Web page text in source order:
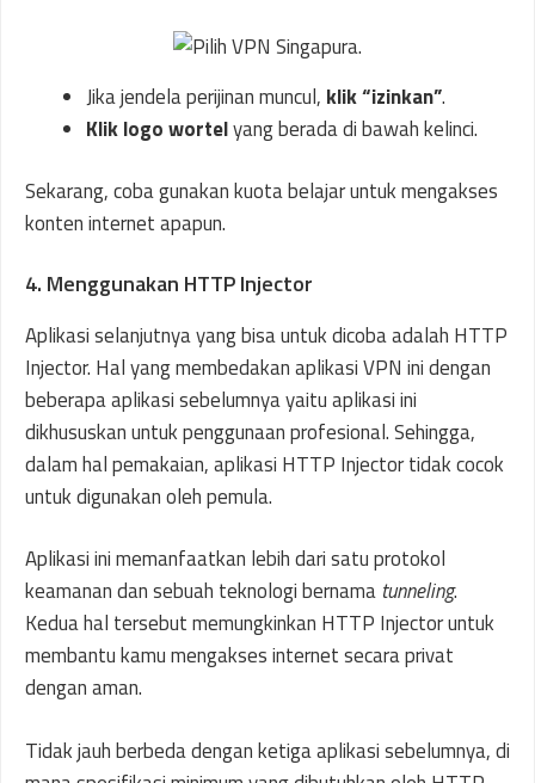
Jika jendela perijinan muncul, klik “izinkan”.
Klik logo wortelyang berada di bawah kelinci.
Sekarang, coba gunakan kuota belajar untuk mengakses
konten internet apapun.
4. Menggunakan HTTP Injector
Aplikasi selanjutnya yang bisa untuk dicoba adalah HTTP
Injector. Hal yang membedakan aplikasi VPN ini dengan
beberapa aplikasi sebelumnya yaitu aplikasi ini
dikhususkan untuk penggunaan profesional. Sehingga,
dalam hal pemakaian, aplikasi HTTP Injector tidak cocok
untuk digunakan oleh pemula.
Aplikasi ini memanfaatkan lebih dari satu protokol
keamanan dan sebuah teknologi bernama tunneling.
Kedua hal tersebut memungkinkan HTTP Injector untuk
membantu kamu mengakses internet secara privat
dengan aman.
Tidak jauh berbeda dengan ketiga aplikasi sebelumnya, di